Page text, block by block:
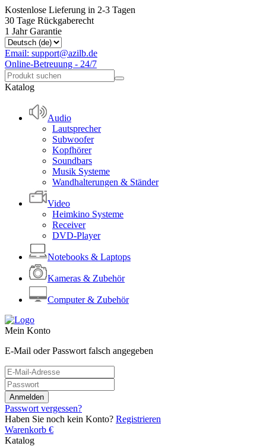
Kostenlose Lieferung in 2-3 Tagen
30 Tage Rückgaberecht
1 Jahr Garantie
Email: support@azilb.de
Online-Betreuung - 24/7
Katalog
Audio
Lautsprecher
Subwoofer
Kopfhörer
Soundbars
Musik Systeme
Wandhalterungen & Ständer
Video
Heimkino Systeme
Receiver
DVD-Player
Notebooks & Laptops
Kameras & Zubehör
Computer & Zubehör
Mein Konto
E-Mail oder Passwort falsch angegeben
Passwort vergessen?
Haben Sie noch kein Konto? Registrieren
Warenkorb €
Katalog